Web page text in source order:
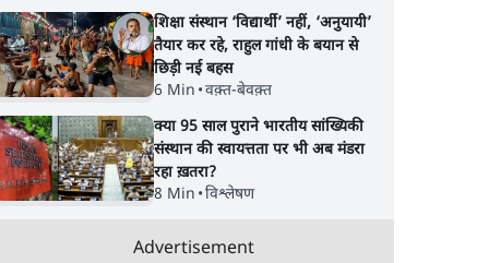
शिक्षा संस्थान ‘विद्यार्थी’ नहीं, ‘अनुयायी’
तैयार कर रहे, राहुल गांधी के बयान से
छिड़ी नई बहस
6 Min •वक़्त-बेवक़्त
क्या 95 साल पुराने भारतीय सांख्यिकी
संस्थान की स्वायत्तता पर भी अब मंडरा
रहा ख़तरा?
8 Min •विश्लेषण
Advertisement